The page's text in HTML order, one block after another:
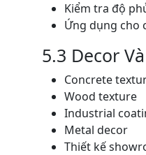
Kiểm tra độ
Ứng dụng cho
5.3 Decor
Concrete
Wood texture
Industrial
Metal decor
Thiết kế